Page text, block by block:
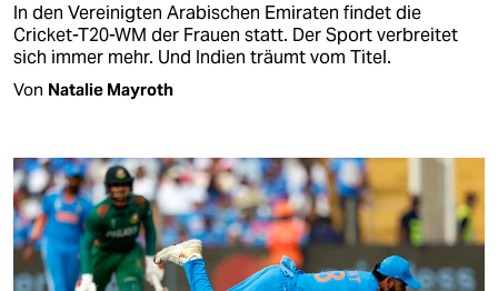
In den Vereinigten Arabischen Emiraten findet die
Cricket-T20-WM der Frauen statt. Der Sport verbreitet
sich immer mehr. Und Indien träumt vom Titel.
Von Natalie Mayroth